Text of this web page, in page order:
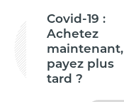
Covid-19 :
Achetez
maintenant,
payez plus
tard ?